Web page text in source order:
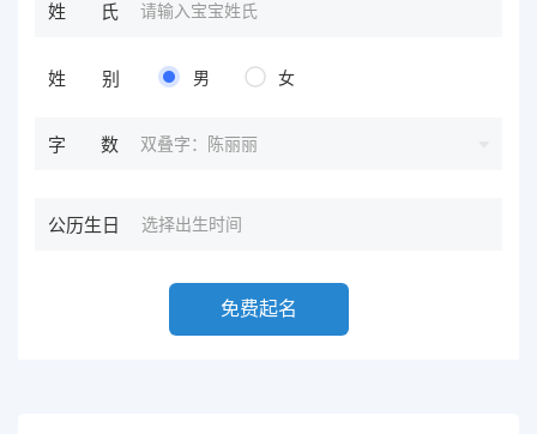
姓氏
姓别 男 女
字数 双叠字：陈丽丽
公历生日
免费起名